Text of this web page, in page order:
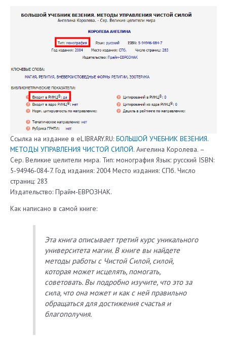
Ссылка на издание в eLIBRARY.RU: БОЛЬШОЙ УЧЕБНИК ВЕЗЕНИЯ.
МЕТОДЫ УПРАВЛЕНИЯ ЧИСТОЙ СИЛОЙ. Ангелина Королева. –
Сер. Великие целители мира. Тип: монография Язык: русский ISBN:
5-94946-084-7. Год издания: 2004 Место издания: СПб. Число
страниц: 283
Издательство: Прайм-ЕВРОЗНАК.
Как написано в самой книге:
Эта книга описывает третий курс уникального
университета магии. В книге вы найдете
методы работы с Чистой Силой, силой,
которая может исцелять, помогать,
советовать. Вы подробно изучите, что это за
сила, что она может и как с ней правильно
обращаться для достижения счастья и
благополучия.